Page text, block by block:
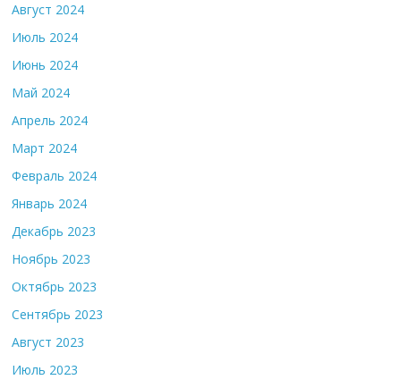
Август 2024
Июль 2024
Июнь 2024
Май 2024
Апрель 2024
Март 2024
Февраль 2024
Январь 2024
Декабрь 2023
Ноябрь 2023
Октябрь 2023
Сентябрь 2023
Август 2023
Июль 2023